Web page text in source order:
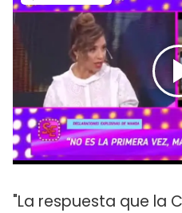
"La respuesta que la